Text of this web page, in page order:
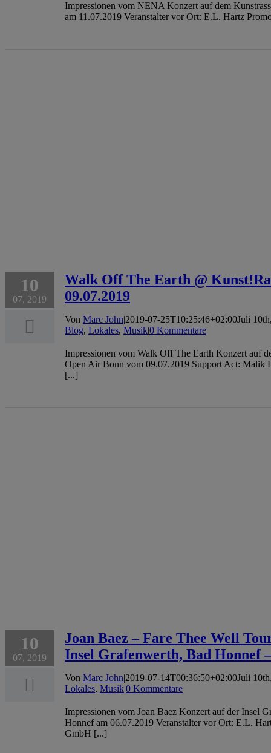
Impressionen vom NENA Konzert auf dem
am 11.07.2019 Veranstalter vor Ort: E.L. Hartz
10
07, 2019
Walk Off The Earth @
09.07.2019
Von Marc John|2019-07-25T10:25:46+02:00Juli
Blog, Lokales, Musik|0 Kommentare
Impressionen vom Walk Off The Earth Konzert auf
Open Air Bonn vom 09.07.2019 Support Act: Malik
[...]
10
07, 2019
Joan Baez – Fare Thee Well
Insel Grafenwerth, Bad Honnef
Von Marc John|2019-07-14T00:36:50+02:00Juli
Lokales, Musik|0 Kommentare
Impressionen vom Joan Baez Konzert auf der Insel
Honnef am 06.07.2019 Veranstalter vor Ort: E.L.
GmbH [...]